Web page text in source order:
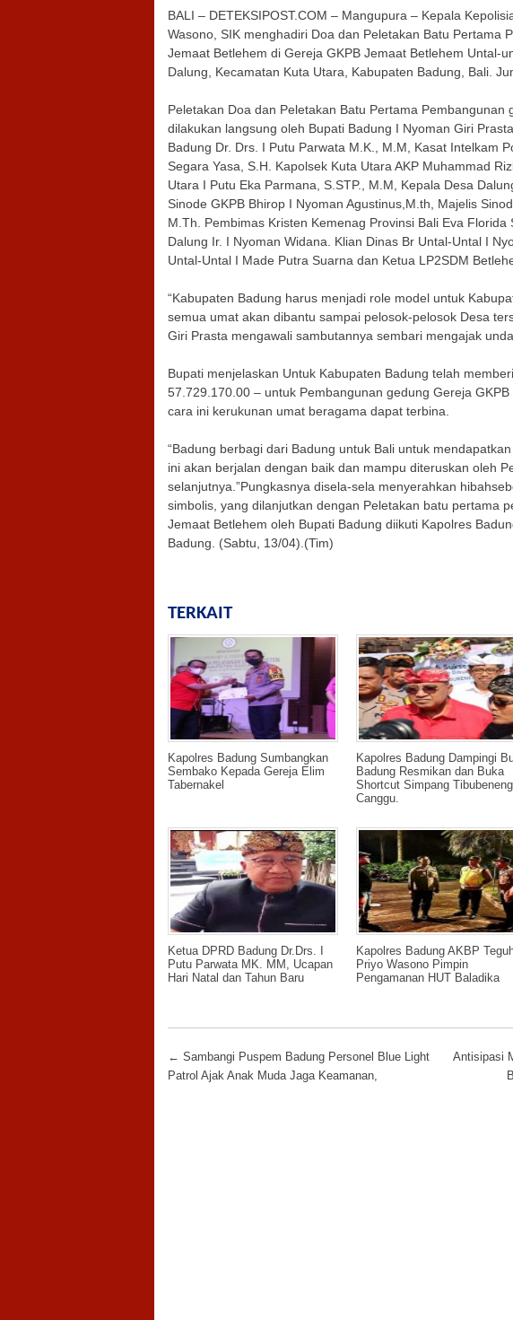
BALI – DETEKSIPOST.COM – Mangupura – Kepala
Wasono, SIK menghadiri Doa dan Peletakan Batu Pertama
Jemaat Betlehem di Gereja GKPB Jemaat Betlehem Untal-
Dalung, Kecamatan Kuta Utara, Kabupaten Badung, Bali.
Peletakan Doa dan Peletakan Batu Pertama Pembangunan
dilakukan langsung oleh Bupati Badung I Nyoman Giri
Badung Dr. Drs. I Putu Parwata M.K., M.M, Kasat Intelkam
Segara Yasa, S.H. Kapolsek Kuta Utara AKP Muhammad
Utara I Putu Eka Parmana, S.STP., M.M, Kepala Desa
Sinode GKPB Bhirop I Nyoman Agustinus,M.th, Majelis
M.Th. Pembimas Kristen Kemenag Provinsi Bali Eva
Dalung Ir. I Nyoman Widana. Klian Dinas Br Untal-Untal I
Untal-Untal I Made Putra Suarna dan Ketua LP2SDM
“Kabupaten Badung harus menjadi role model untuk
semua umat akan dibantu sampai pelosok-pelosok Desa
Giri Prasta mengawali sambutannya sembari mengajak
Bupati menjelaskan Untuk Kabupaten Badung telah
57.729.170.00 – untuk Pembangunan gedung Gereja
cara ini kerukunan umat beragama dapat terbina.
“Badung berbagi dari Badung untuk Bali untuk
ini akan berjalan dengan baik dan mampu diteruskan oleh
selanjutnya.”Pungkasnya disela-sela menyerahkan
simbolis, yang dilanjutkan dengan Peletakan batu pertama
Jemaat Betlehem oleh Bupati Badung diikuti Kapolres
Badung. (Sabtu, 13/04).(Tim)
TERKAIT
Kapolres Badung Sumbangkan
Sembako Kepada Gereja Elim
Tabernakel
Kapolres Badung Dampingi
Badung Resmikan dan Buka
Shortcut Simpang
Canggu.
Ketua DPRD Badung Dr.Drs. I
Putu Parwata MK. MM, Ucapan
Hari Natal dan Tahun Baru
Kapolres Badung AKBP
Priyo Wasono Pimpin
Pengamanan HUT Baladika
Post navigation
← Sambangi Puspem Badung Personel Blue Light
Patrol Ajak Anak Muda Jaga Keamanan,
Antisipasi